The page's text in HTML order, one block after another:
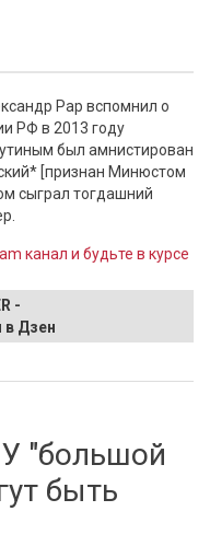
Рар вспомнил о
РФ в 2013 году
был амнистирован
[признан Минюстом
сыграл тогдашний
канал и будьте в курсе
-
в Дзен
Ходорковского*
"большой
быть